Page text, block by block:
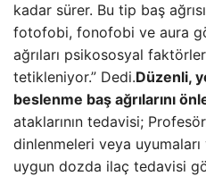
kadar sürer. Bu tip baş
fotofobi, fonofobi ve aura
ağrıları psikososyal
tetikleniyor.” Dedi.Düzenli,
beslenme baş ağrılarını
ataklarının tedavisi;
dinlenmeleri veya
uygun dozda ilaç tedavisi